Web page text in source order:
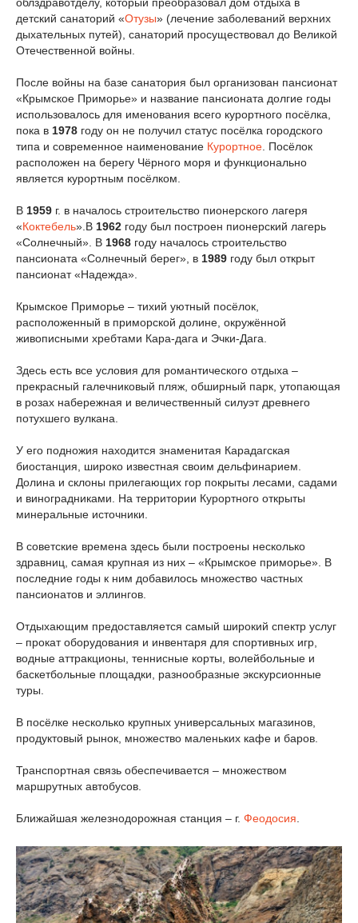
детский санаторий «Отузы» (лечение заболеваний верхних
дыхательных путей), санаторий просуществовал до Великой
Отечественной войны.
После войны на базе санатория был организован пансионат
«Крымское Приморье» и название пансионата долгие годы
использовалось для именования всего курортного посёлка,
пока в 1978 году он не получил статус посёлка городского
типа и современное наименование Курортное . Посёлок
расположен на берегу Чёрного моря и функционально
является курортным посёлком.
В 1959 г. в началось строительство пионерского лагеря
«Коктебель».В 1962 году был построен пионерский лагерь
«Солнечный». В 1968 году началось строительство
пансионата «Солнечный берег», в 1989 году был открыт
пансионат «Надежда».
Крымское Приморье – тихий уютный посёлок,
расположенный в приморской долине, окружённой
живописными хребтами Кара-дага и Эчки-Дага.
Здесь есть все условия для романтического отдыха –
прекрасный галечниковый пляж, обширный парк, утопающая
в розах набережная и величественный силуэт древнего
потухшего вулкана.
У его подножия находится знаменитая Карадагская
биостанция, широко известная своим дельфинарием.
Долина и склоны прилегающих гор покрыты лесами, садами
и виноградниками. На территории Курортного открыты
минеральные источники.
В советские времена здесь были построены несколько
здравниц, самая крупная из них – «Крымское приморье». В
последние годы к ним добавилось множество частных
пансионатов и эллингов.
Отдыхающим предоставляется самый широкий спектр услуг
– прокат оборудования и инвентаря для спортивных игр,
водные аттракционы, теннисные корты, волейбольные и
баскетбольные площадки, разнообразные экскурсионные
туры.
В посёлке несколько крупных универсальных магазинов,
продуктовый рынок, множество маленьких кафе и баров.
Транспортная связь обеспечивается – множеством
маршрутных автобусов.
Ближайшая железнодорожная станция – г. Феодосия